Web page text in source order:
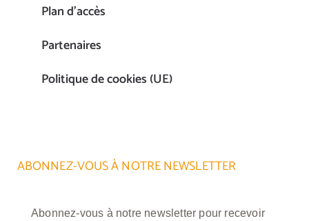
Plan d’accès
Partenaires
Politique de cookies (UE)
ABONNEZ-VOUS À NOTRE NEWSLETTER
Abonnez-vous à notre newsletter pour recevoir